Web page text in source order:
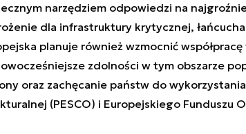
narzędziem odpowiedzi na
dla infrastruktury krytycznej,
planuje również wzmocnić
zdolności w tym obszarze
oraz zachęcanie państw do
(PESCO) i Europejskiego Funduszu